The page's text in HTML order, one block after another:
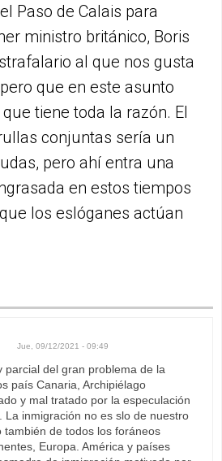
Paso de Calais para
ministro británico, Boris
al que nos gusta
que en este asunto
tiene toda la razón. El
conjuntas sería un
pero ahí entra una
en estos tiempos
los eslóganes actúan
Jue, 09/12/2021 - 09:49
parcial del gran problema de la
país Canaria, Archipiélago
y mal tratado por la especulación
La inmigración no es slo de nuestro
también de todos los foráneos
Europa. América y países